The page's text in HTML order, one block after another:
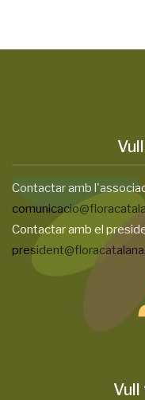
Contactar amb
Contactar amb el